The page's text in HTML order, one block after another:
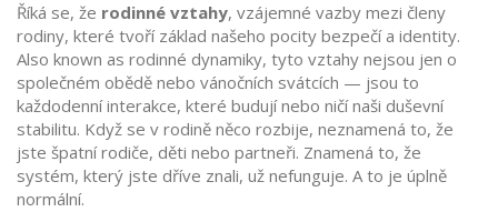
Říká se, že rodinné vztahy, vzájemné vazby mezi členy
rodiny, které tvoří základ našeho pocity bezpečí a identity.
Also known as rodinné dynamiky, tyto vztahy nejsou jen o
společném obědě nebo vánočních svátcích — jsou to
každodenní interakce, které budují nebo ničí naši duševní
stabilitu. Když se v rodině něco rozbije, neznamená to, že
jste špatní rodiče, děti nebo partneři. Znamená to, že
systém, který jste dříve znali, už nefunguje. A to je úplně
normální.